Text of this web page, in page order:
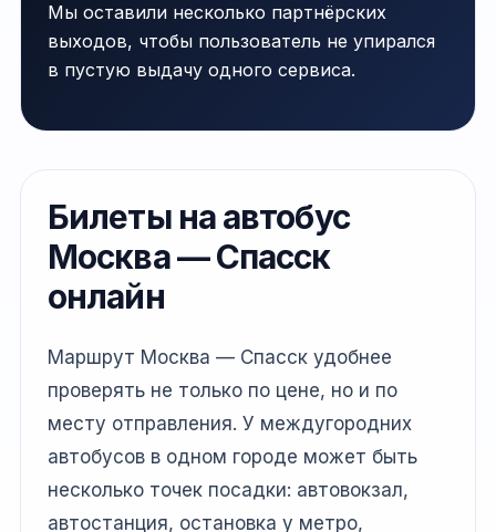
Мы оставили несколько партнёрских
выходов, чтобы пользователь не упирался
в пустую выдачу одного сервиса.
Билеты на автобус
Москва — Спасск
онлайн
Маршрут Москва — Спасск удобнее
проверять не только по цене, но и по
месту отправления. У междугородних
автобусов в одном городе может быть
несколько точек посадки: автовокзал,
автостанция, остановка у метро,